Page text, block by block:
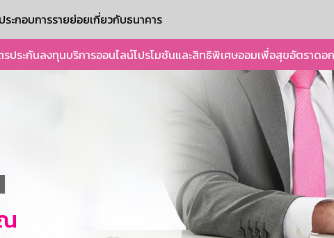
ะกอบการรายย่อยเกี่ยวกับธนาคาร
รประกันลงทุนบริการออนไลน์โปรโมชันและสิทธิพิเศษออมเพื่อสุขอัตราดอ